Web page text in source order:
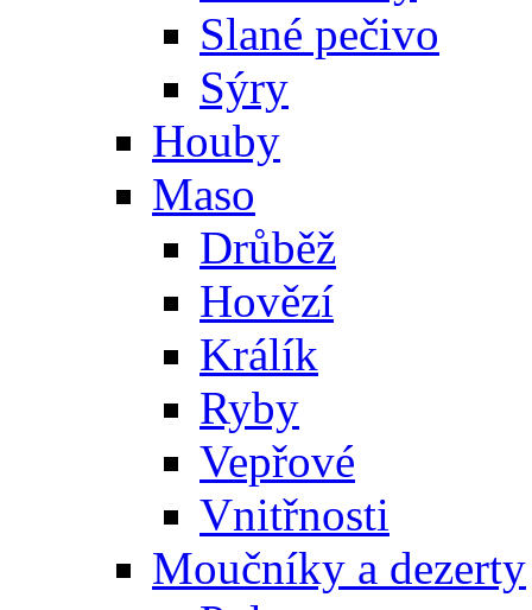
Slané pečivo
Sýry
Houby
Maso
Drůběž
Hovězí
Králík
Ryby
Vepřové
Vnitřnosti
Moučníky a dezerty